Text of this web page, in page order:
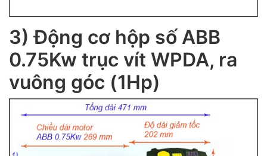
3) Động cơ hộp số ABB
0.75Kw trục vít WPDA, ra
vuông góc (1Hp)